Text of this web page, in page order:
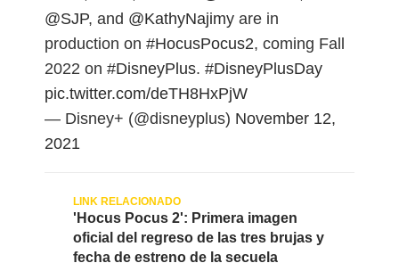
@SJP, and @KathyNajimy are in
production on #HocusPocus2, coming Fall
2022 on #DisneyPlus. #DisneyPlusDay
pic.twitter.com/deTH8HxPjW
— Disney+ (@disneyplus) November 12,
2021
'Hocus Pocus 2': Primera imagen
oficial del regreso de las tres brujas y
fecha de estreno de la secuela